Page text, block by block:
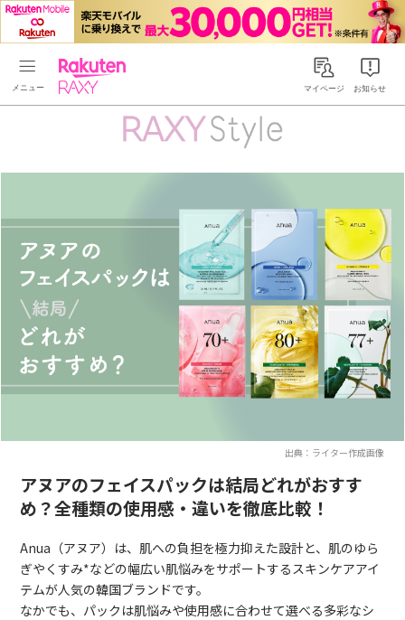
Rakuten RAXYマイページ お知らせ
出典：ライター作成画像
アヌアのフェイスパックは結局どれがおすす
め？全種類の使用感・違いを徹底比較！
Anua（アヌア）は、肌への負担を極力抑えた設計と、肌のゆら
ぎやくすみ*などの幅広い肌悩みをサポートするスキンケアアイ
テムが人気の韓国ブランドです。
なかでも、パックは肌悩みや使用感に合わせて選べる多彩なシ